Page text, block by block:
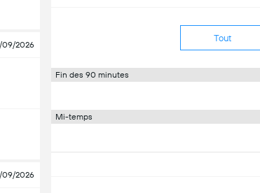
09/2026
09/2026
Tout
Fin des 90 minutes
Mi-temps